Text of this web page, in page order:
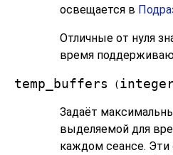
освещается в
Отличные от нуля
время
temp_buffers (
Задаёт
выделяемой для
каждом сеансе.